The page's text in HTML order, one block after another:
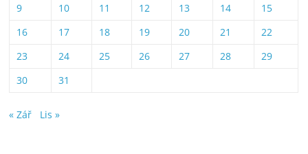
9
10 11 12 13 14
15
16
17 18 19 20 21
22
23
24 25 26 27 28
29
30
31
« Zář Lis »